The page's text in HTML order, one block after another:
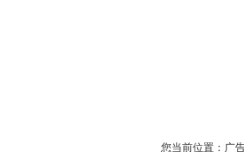
您当前位置： 广